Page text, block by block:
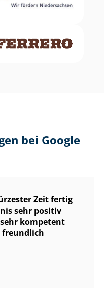
bei Google
Zeit fertig
sehr positiv
kompetent
freundlich